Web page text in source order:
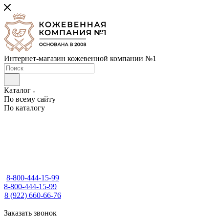
Интернет-магазин кожевенной компании №1
Каталог
По всему сайту
По каталогу
8-800-444-15-99
8-800-444-15-99
8 (922) 660-66-76
Заказать звонок